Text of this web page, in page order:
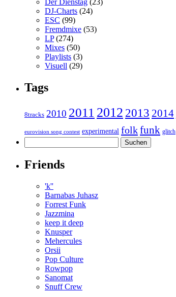
Der Dienstag (23)
DJ-Charts (24)
ESC (99)
Fremdmixe (53)
LP(274)
Mixes (50)
Playlists (3)
Visuell (29)
Tags
8tracks 2010 2011 2012 2013 2014
eurovision song contest experimental folkfunk glitch
nach:
Friends
'k''
Barnabas Juhasz
Forrest Funk
Jazzmina
keep it deep
Knusper
Mehercules
Orsii
Pop Culture
Rowpop
Sanomat
Snuff Crew